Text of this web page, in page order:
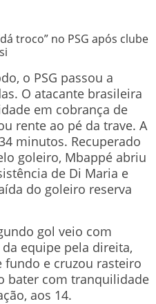
troco” no PSG após clube
o PSG passou a
O atacante brasileira
em cobrança de
rente ao pé da trave. A
minutos. Recuperado
goleiro, Mbappé abriu
de Di Maria e
do goleiro reserva
gol veio com
equipe pela direita,
fundo e cruzou rasteiro
bater com tranquilidade
aos 14.